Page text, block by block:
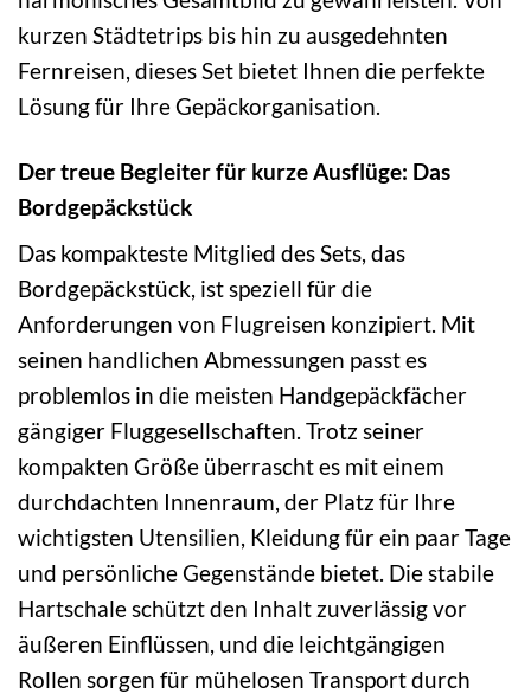
kurzen Städtetrips bis hin zu ausgedehnten
Fernreisen, dieses Set bietet Ihnen die perfekte
Lösung für Ihre Gepäckorganisation.
Der treue Begleiter für kurze Ausflüge: Das
Bordgepäckstück
Das kompakteste Mitglied des Sets, das
Bordgepäckstück, ist speziell für die
Anforderungen von Flugreisen konzipiert. Mit
seinen handlichen Abmessungen passt es
problemlos in die meisten Handgepäckfächer
gängiger Fluggesellschaften. Trotz seiner
kompakten Größe überrascht es mit einem
durchdachten Innenraum, der Platz für Ihre
wichtigsten Utensilien, Kleidung für ein paar Tage
und persönliche Gegenstände bietet. Die stabile
Hartschale schützt den Inhalt zuverlässig vor
äußeren Einflüssen, und die leichtgängigen
Rollen sorgen für mühelosen Transport durch